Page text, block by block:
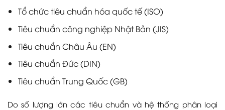
Tổ chức tiêu chuẩn hóa quốc tế (ISO)
Tiêu chuẩn công nghiệp Nhật Bản (JIS)
Tiêu chuẩn Châu Âu (EN)
Tiêu chuẩn Đức (DIN)
Tiêu chuẩn Trung Quốc (GB)
Do số lượng lớn các tiêu chuẩn và hệ thống phân loại